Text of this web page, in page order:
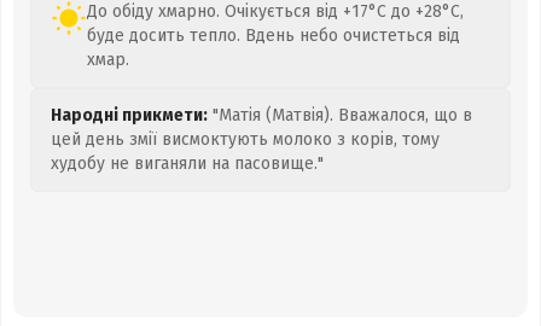
До обіду хмарно. Очікується від +17°C до +28°C,
буде досить тепло. Вдень небо очистеться від
хмар.
Народні прикмети: "Матія (Матвія). Вважалося, що в
цей день змії висмоктують молоко з корів, тому
худобу не виганяли на пасовище."